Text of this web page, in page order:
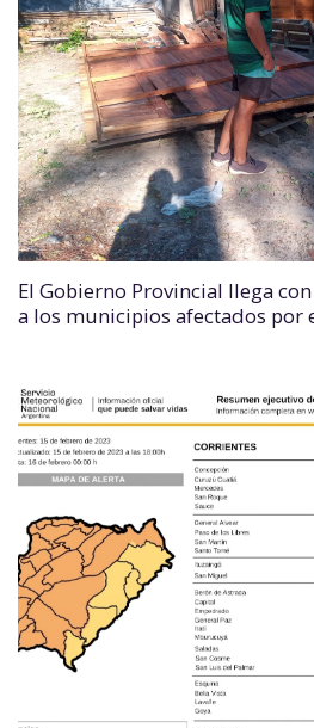
El Gobierno Provincial llega
a los municipios afectados por